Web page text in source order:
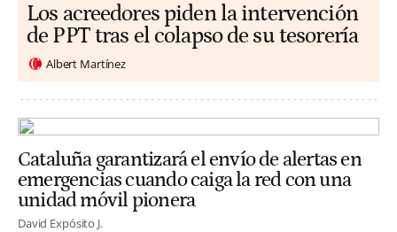
Los acreedores piden la intervención
de PPT tras el colapso de su tesorería
Albert Martínez
Cataluña garantizará el envío de alertas en
emergencias cuando caiga la red con una
unidad móvil pionera
David Expósito J.